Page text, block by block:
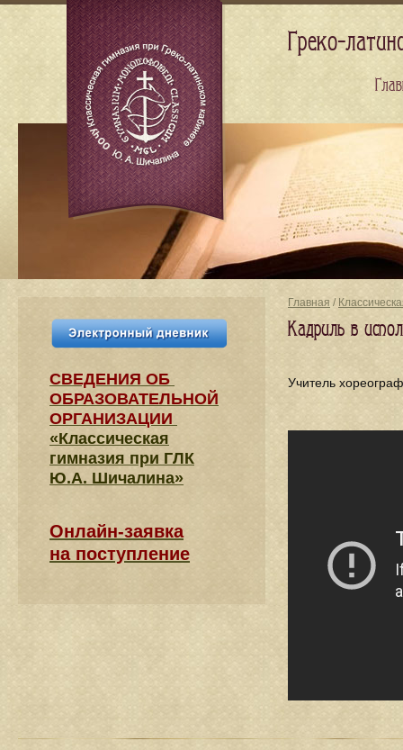
Главная /
Кадриль в
Учитель
СВЕДЕНИЯ​ ОБ
ОБРАЗОВАТЕЛЬНОЙ
ОРГАНИЗАЦИИ
«Классическая
гимназия при ГЛК
Ю.А. Шичалина»
Онлайн-заявка
на поступление
Греко-